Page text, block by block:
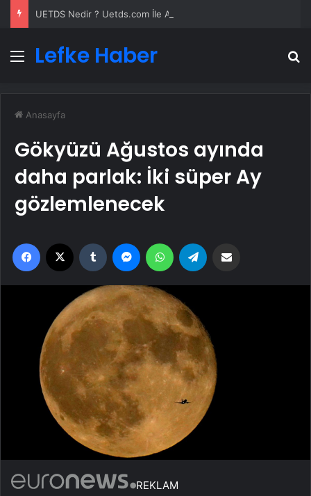
Menü
Lefke Haber
Anasayfa
Gökyüzü Ağustos ayında
daha parlak: İki süper Ay
gözlemlenecek
Facebook Tumblr MessengerWhatsApp
REKLAM